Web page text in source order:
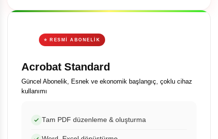
⭐ RESMI ABONELIK
Acrobat Standard
Güncel Abonelik, Esnek ve ekonomik başlangıç, çoklu cihaz
kullanımı
Tam PDF düzenleme & oluşturma